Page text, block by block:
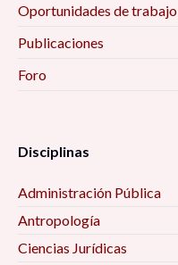
Oportunidades de trabajo
Publicaciones
Foro
Disciplinas
Administración Pública
Antropología
Ciencias Jurídicas